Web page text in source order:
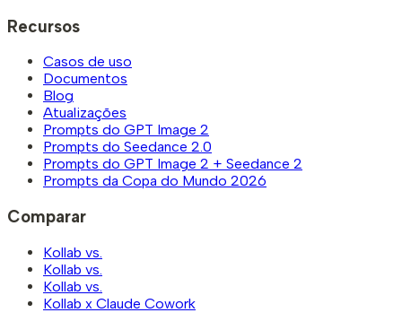
Recursos
Casos de uso
Documentos
Blog
Atualizações
Prompts do GPT Image 2
Prompts do Seedance 2.0
Prompts do GPT Image 2 + Seedance 2
Prompts da Copa do Mundo 2026
Comparar
Kollab vs.
Kollab vs.
Kollab vs.
Kollab x Claude Cowork